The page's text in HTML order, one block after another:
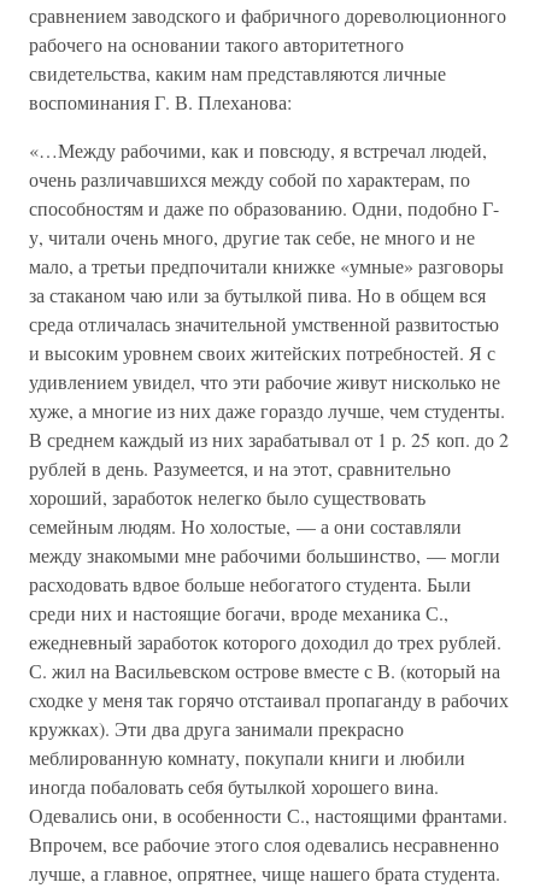
сравнением заводского и фабричного дореволюционного
рабочего на основании такого авторитетного
свидетельства, каким нам представляются личные
воспоминания Г. В. Плеханова:
«…Между рабочими, как и повсюду, я встречал людей,
очень различавшихся между собой по характерам, по
способностям и даже по образованию. Одни, подобно Г-
у, читали очень много, другие так себе, не много и не
мало, а третьи предпочитали книжке «умные» разговоры
за стаканом чаю или за бутылкой пива. Но в общем вся
среда отличалась значительной умственной развитостью
и высоким уровнем своих житейских потребностей. Я с
удивлением увидел, что эти рабочие живут нисколько не
хуже, а многие из них даже гораздо лучше, чем студенты.
В среднем каждый из них зарабатывал от 1 р. 25 коп. до 2
рублей в день. Разумеется, и на этот, сравнительно
хороший, заработок нелегко было существовать
семейным людям. Но холостые, — а они составляли
между знакомыми мне рабочими большинство, — могли
расходовать вдвое больше небогатого студента. Были
среди них и настоящие богачи, вроде механика С.,
ежедневный заработок которого доходил до трех рублей.
С. жил на Васильевском острове вместе с В. (который на
сходке у меня так горячо отстаивал пропаганду в рабочих
кружках). Эти два друга занимали прекрасно
меблированную комнату, покупали книги и любили
иногда побаловать себя бутылкой хорошего вина.
Одевались они, в особенности С., настоящими франтами.
Впрочем, все рабочие этого слоя одевались несравненно
лучше, а главное, опрятнее, чище нашего брата студента.